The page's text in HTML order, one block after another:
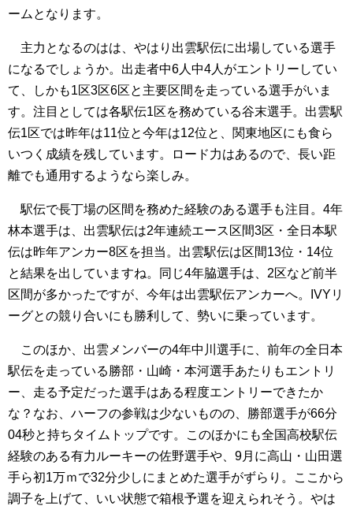
ームとなります。
主力となるのはは、やはり出雲駅伝に出場している選手
になるでしょうか。出走者中6人中4人がエントリーしてい
て、しかも1区3区6区と主要区間を走っている選手がいま
す。注目としては各駅伝1区を務めている谷末選手。出雲駅
伝1区では昨年は11位と今年は12位と、関東地区にも食ら
いつく成績を残しています。ロード力はあるので、長い距
離でも通用するようなら楽しみ。
駅伝で長丁場の区間を務めた経験のある選手も注目。4年
林本選手は、出雲駅伝は2年連続エース区間3区・全日本駅
伝は昨年アンカー8区を担当。出雲駅伝は区間13位・14位
と結果を出していますね。同じ4年脇選手は、2区など前半
区間が多かったですが、今年は出雲駅伝アンカーへ。IVYリ
ーグとの競り合いにも勝利して、勢いに乗っています。
このほか、出雲メンバーの4年中川選手に、前年の全日本
駅伝を走っている勝部・山崎・本河選手あたりもエントリ
ー、走る予定だった選手はある程度エントリーできたか
な？なお、ハーフの参戦は少ないものの、勝部選手が66分
04秒と持ちタイムトップです。このほかにも全国高校駅伝
経験のある有力ルーキーの佐野選手や、9月に高山・山田選
手ら初1万ｍで32分少しにまとめた選手がずらり。ここから
調子を上げて、いい状態で箱根予選を迎えられそう。やは